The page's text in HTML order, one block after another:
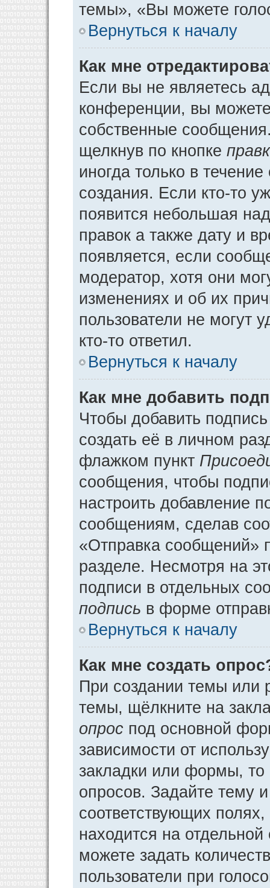
темы», «Вы можете
Вернуться к началу
Как мне
Если вы не являетесь
конференции, вы можете
собственные
щелкнув по кнопке
иногда только в
создания. Если кто-то
появится небольшая
правок а также дату и
появляется, если
модератор, хотя они
изменениях и об их
пользователи не могут
кто-то ответил.
Вернуться к началу
Как мне добавить
Чтобы добавить
создать её в личном
флажком пункт
сообщения, чтобы
настроить добавление
сообщениям, сделав
«Отправка сообщений»
разделе. Несмотря на
подписи в отдельных
подпись в форме
Вернуться к началу
Как мне создать
При создании темы или
темы, щёлкните на
опрос под основной
зависимости от
закладки или формы, то
опросов. Задайте тему
соответствующих
находится на
можете задать
пользователи при